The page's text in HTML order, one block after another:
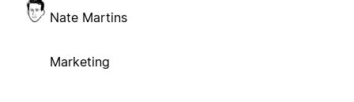
Nate Martins
Marketing